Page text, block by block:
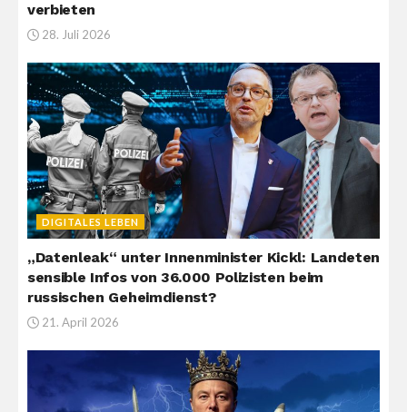
verbieten
28. Juli 2026
DIGITALES LEBEN
„Datenleak“ unter Innenminister Kickl: Landeten
sensible Infos von 36.000 Polizisten beim
russischen Geheimdienst?
21. April 2026